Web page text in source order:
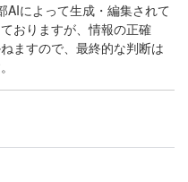
AIによって生成・編集されて
おりますが、情報の正確
ますので、最終的な判断は